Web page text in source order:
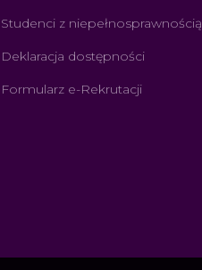
Studenci z niepełnosprawnością
Deklaracja dostępności
Formularz e-Rekrutacji